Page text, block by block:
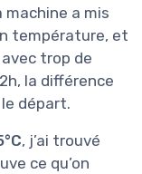
a mis
température, et
trop de
la différence
départ.
, j’ai trouvé
ce qu’on